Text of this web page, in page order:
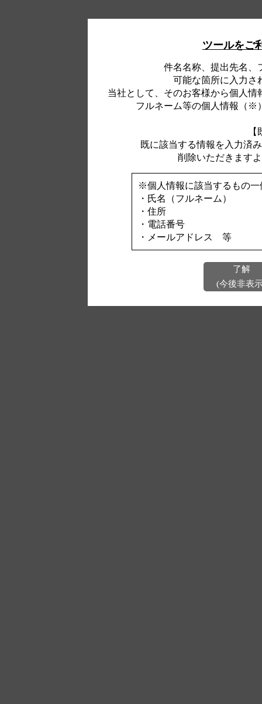
ツールをご
件名名称、提出先名、
可能な箇所に入力さ
当社として、そのお客様から個人
フルネーム等の個人情報（※
既に該当する情報を入力済
削除いただきます
※個人情報に該当するもの一
・氏名（フルネーム）
・住所
・電話番号
・メールアドレス 等
了解
(今後非表